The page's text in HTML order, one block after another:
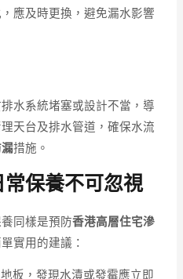
應及時更換，避免漏水影響
水系統堵塞或設計不當，導
天台及排水管道，確保水流
措施。
常保養不可忽視
養同樣是預防香港高層住宅滲
實用的建議：
板，發現水漬或發霉應立即